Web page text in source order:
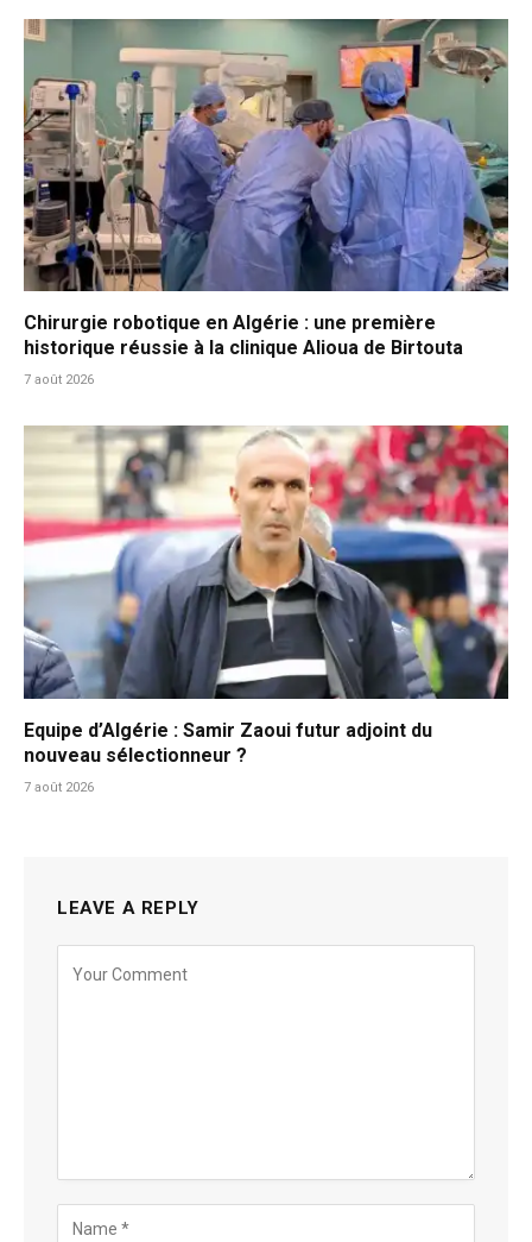
Chirurgie robotique en Algérie : une première
historique réussie à la clinique Alioua de Birtouta
7 août 2026
Equipe d’Algérie : Samir Zaoui futur adjoint du
nouveau sélectionneur ?
7 août 2026
LEAVE A REPLY